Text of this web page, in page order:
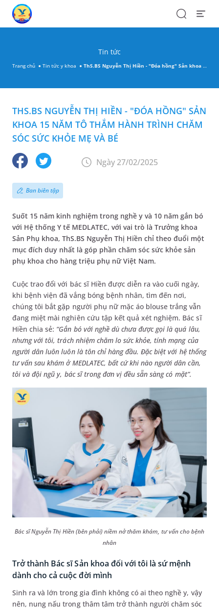
SearchOpen
Tin tức
Trang chủ Tin tức y khoa ThS.BS Nguyễn Thị Hiền - "Đóa hồng" Sản khoa 15 năm tô thắm hành trình chăm sóc sức khỏe mẹ và bé
THS.BS NGUYỄN THỊ HIỀN - "ĐÓA HỒNG" SẢN
KHOA 15 NĂM TÔ THẮM HÀNH TRÌNH CHĂM
SÓC SỨC KHỎE MẸ VÀ BÉ
Ngày 27/02/2025
Ban biên tập
Suốt 15 năm kinh nghiệm trong nghề y và 10 năm gắn bó
với Hệ thống Y tế MEDLATEC, với vai trò là Trưởng khoa
Sản Phụ khoa, ThS.BS Nguyễn Thị Hiền chỉ theo đuổi một
mục đích duy nhất là góp phần chăm sóc sức khỏe sản
phụ khoa cho hàng triệu phụ nữ Việt Nam.
Cuộc trao đổi với bác sĩ Hiền được diễn ra vào cuối ngày,
khi bệnh viện đã vắng bóng bệnh nhân, tìm đến nơi,
chúng tôi bắt gặp người phụ nữ mặc áo blouse trắng vẫn
đang miệt mài nghiên cứu tập kết quả xét nghiệm. Bác sĩ
Hiền chia sẻ: “Gắn bó với nghề dù chưa được gọi là quá lâu,
nhưng với tôi, trách nhiệm chăm lo sức khỏe, tính mạng của
người dân luôn luôn là tôn chỉ hàng đầu. Đặc biệt với hệ thống
tư vấn sau khám ở MEDLATEC, bất cứ khi nào người dân cần,
tôi và đội ngũ y, bác sĩ trong đơn vị đều sẵn sàng có mặt”.
Bác sĩ Nguyễn Thị Hiền (bên phải) niềm nở thăm khám, tư vấn cho bệnh
nhân
Trở thành Bác sĩ Sản khoa đối với tôi là sứ mệnh
dành cho cả cuộc đời mình
Sinh ra và lớn trong gia đình không có ai theo nghề y, vậy
nên, nung nấu trong thâm tâm trở thành người chăm sóc